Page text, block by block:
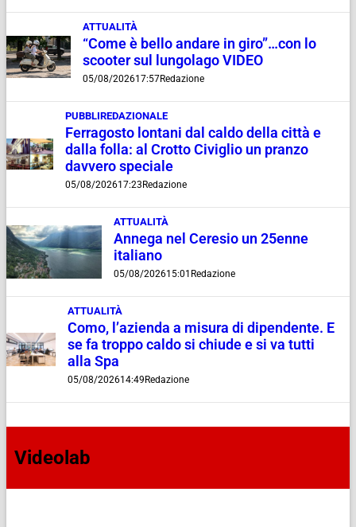
ATTUALITÀ
“Come è bello andare in giro”…con lo
scooter sul lungolago VIDEO
05/08/202617:57Redazione
PUBBLIREDAZIONALE
Ferragosto lontani dal caldo della città e
dalla folla: al Crotto Civiglio un pranzo
davvero speciale
05/08/202617:23 Redazione
ATTUALITÀ
Annega nel Ceresio un 25enne
italiano
05/08/202615:01 Redazione
ATTUALITÀ
Como, l’azienda a misura di dipendente. E
se fa troppo caldo si chiude e si va tutti
alla Spa
05/08/202614:49 Redazione
Videolab